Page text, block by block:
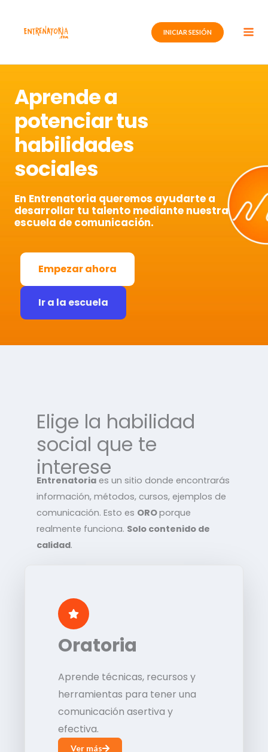
contenido
INICIAR SESIÓN
Aprende a
potenciar tus
habilidades
sociales
En Entrenatoria queremos ayudarte a
desarrollar tu talento mediante nuestra
escuela de comunicación.
Empezar ahora
Ir a la escuela
Elige la habilidad
social que te
interese
Entrenatoria es un sitio donde encontrarás
información, métodos, cursos, ejemplos de
comunicación. Esto es OROporque
realmente funciona. Solo contenido de
calidad.
Oratoria
Aprende técnicas, recursos y
herramientas para tener una
comunicación asertiva y
efectiva.
Ver más